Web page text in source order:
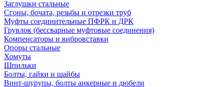
Заглушки стальные
Сгоны, бочата, резьбы и отрезки труб
Муфты соединительные ПФРК и ДРК
Грувлок (бессварные муфтовые соединения)
Компенсаторы и вибровставки
Опоры стальные
Хомуты
Шпильки
Болты, гайки и шайбы
Винт-шурупы, болты анкерные и дюбели